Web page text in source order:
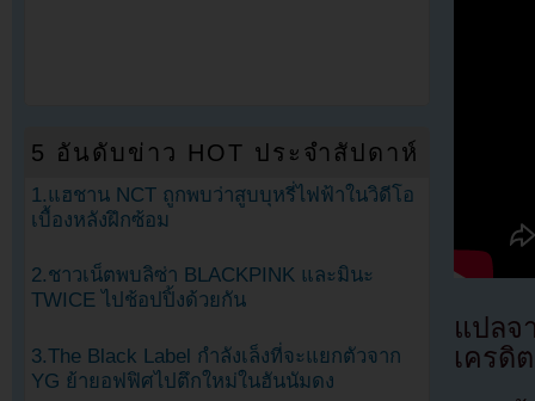
แปล
เครดิ
5 อันดับข่าว HOT ประจำสัปดาห์
1.แฮชาน NCT ถูกพบว่าสูบบุหรี่ไฟฟ้าในวิดีโอ
เบื้องหลังฝึกซ้อม
2.ชาวเน็ตพบลิซ่า BLACKPINK และมินะ
TWICE ไปช้อปปิ้งด้วยกัน
3.The Black Label กำลังเล็งที่จะแยกตัวจาก
YG ย้ายอฟฟิศไปตึกใหม่ในฮันนัมดง